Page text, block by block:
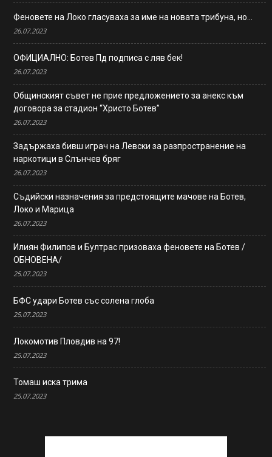
Феновете на Локо гласуваха за име на новата трибуна, но…
26.07.2023
ОФИЦИАЛНО: Ботев Пд подписа с ляв бек!
26.07.2023
Общинският съвет не прие предложението за анекс към
договора за стадион “Христо Ботев”
26.07.2023
Задържаха бивш играч на Левски за разпространение на
наркотици в Слънчев бряг
26.07.2023
Съдийски назначения за предстоящите мачове на Ботев,
Локо и Марица
26.07.2023
Илиян Филипов и Бултрас призоваха феновете на Ботев /
ОБНОВЕНА/
25.07.2023
БФС удари Ботев със солена глоба
25.07.2023
Локомотив Пловдив на 97!
25.07.2023
Томаш иска трима
25.07.2023